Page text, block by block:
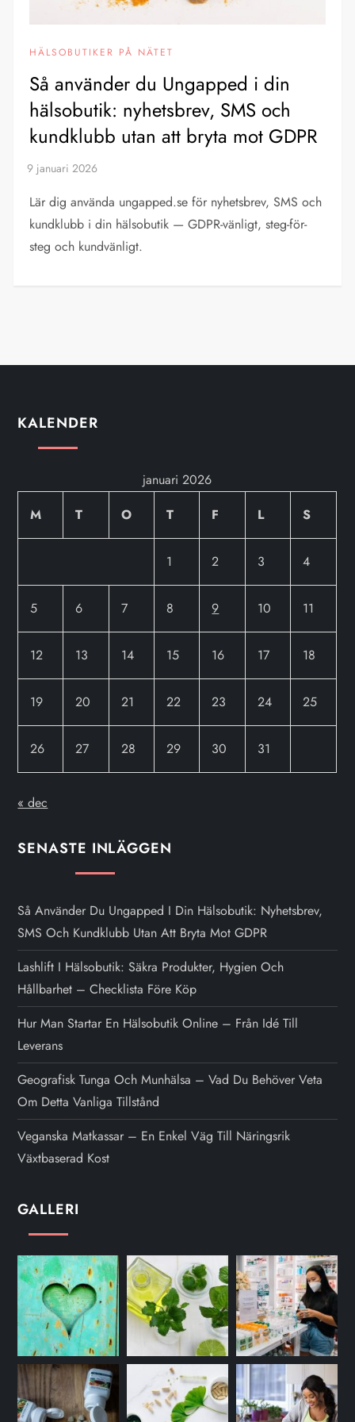
HÄLSOBUTIKER PÅ NÄTET
Så använder du Ungapped i din
hälsobutik: nyhetsbrev, SMS och
kundklubb utan att bryta mot GDPR
Lär dig använda ungapped.se för nyhetsbrev, SMS och
kundklubb i din hälsobutik — GDPR-vänligt, steg-för-
steg och kundvänligt.
KALENDER
januari 2026
M
T O T F L S
1 2 3 4
5 6 7 8 9 10 11
12 13 14 15 16 17 18
19 20 21 22 23 24 25
26 27 28 29 30 31
« dec
SENASTE INLÄGGEN
Så Använder Du Ungapped I Din Hälsobutik: Nyhetsbrev,
SMS Och Kundklubb Utan Att Bryta Mot GDPR
Lashlift I Hälsobutik: Säkra Produkter, Hygien Och
Hållbarhet – Checklista Före Köp
Hur Man Startar En Hälsobutik Online – Från Idé Till
Leverans
Geografisk Tunga Och Munhälsa – Vad Du Behöver Veta
Om Detta Vanliga Tillstånd
Veganska Matkassar – En Enkel Väg Till Näringsrik
Växtbaserad Kost
GALLERI